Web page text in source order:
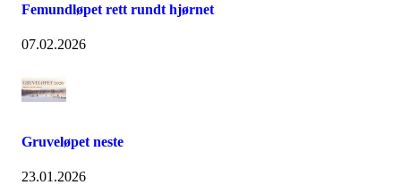
Femundløpet rett rundt hjørnet
07.02.2026
Gruveløpet neste
23.01.2026